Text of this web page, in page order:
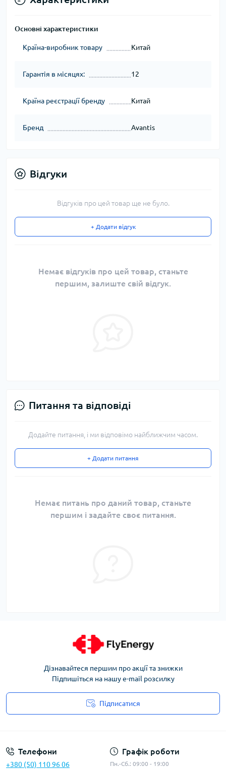
Основні характеристики
Країна-виробник товару Китай
Гарантія в місяцях: 12
Країна реєстрації бренду Китай
Бренд Avantis
Відгуки
Відгуків про цей товар ще не було.
+ Додати відгук
Немає відгуків про цей товар, станьте
першим, залиште свій відгук.
Питання та відповіді
Додайте питання, і ми відповімо найближчим часом.
+ Додати питання
Немає питань про даний товар, станьте
першим і задайте своє питання.
Дізнавайтеся першим про акції та знижки
Підпишіться на нашу e-mail розсилку
Підписатися
Телефони
+380 (50) 110 96 06
Графік роботи
Пн.-Сб.: 09:00 - 19:00